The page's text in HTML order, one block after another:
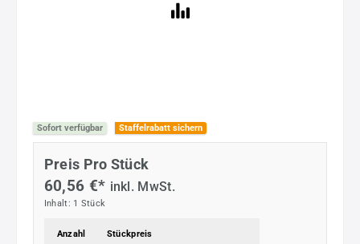
Sofort verfügbar Staffelrabatt sichern
Preis Pro Stück
60,56 €* inkl. MwSt.
Inhalt: 1 Stück
Anzahl Stückpreis